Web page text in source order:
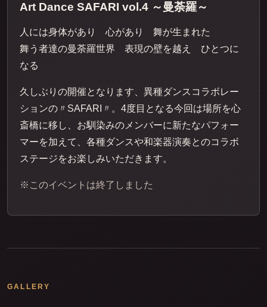
Art Dance SAFARI vol.4 ～曼荼羅～
人には身体があり 心があり 舞が生まれた
舞う者達の曼荼羅世界 表現の壁を越え ひとつに
なる
久しぶりの開催となります、異種ダンスコラボレー
ションの〃SAFARI〃。4度目となる今回は場所を心
斎橋に移し、お馴染みのメンバーに新たなパフォー
マーを加えて、各種ダンスや和楽器演奏とのコラボ
ステージをお楽しみいただきます。
※このイベントは終了しました
GALLERY